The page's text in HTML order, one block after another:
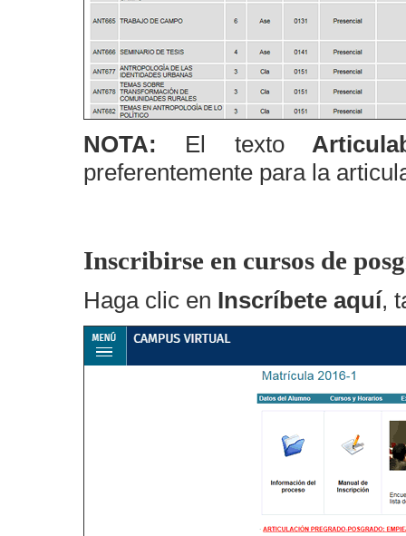
NOTA: El texto
preferentemente para la
Inscribirse en cursos de
Haga clic en Inscríbete aquí,